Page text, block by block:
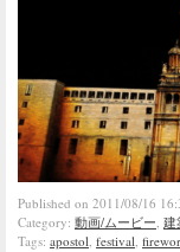
Published on 2011/08/16
Category: 動画/ムービー, 建
Tags: apostol, festival,